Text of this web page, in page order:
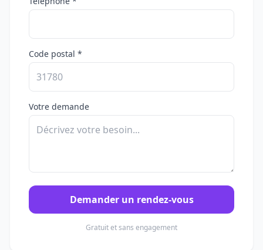
Code postal *
Votre demande
Demander un rendez-vous
Gratuit et sans engagement